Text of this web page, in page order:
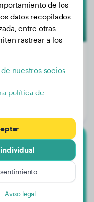
4 años, 2 meses
de los
datos recopilados
entre otras
rastrear a los
nuestros socios
política de
Aviso legal